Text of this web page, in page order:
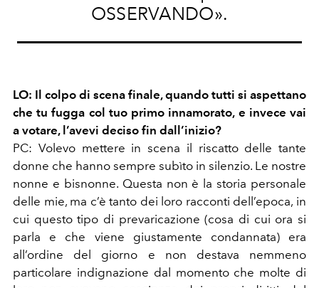
OSSERVANDO».
LO: Il colpo di scena finale, quando tutti si aspettano
che tu fugga col tuo primo innamorato, e invece vai
a votare, l’avevi deciso fin dall’inizio?
PC: Volevo mettere in scena il riscatto delle tante
donne che hanno sempre subìto in silenzio. Le nostre
nonne e bisnonne. Questa non è la storia personale
delle mie, ma c’è tanto dei loro racconti dell’epoca, in
cui questo tipo di prevaricazione (cosa di cui ora si
parla e che viene giustamente condannata) era
all’ordine del giorno e non destava nemmeno
particolare indignazione dal momento che molte di